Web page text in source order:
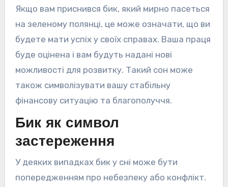
Якщо вам приснився бик, який мирно пасеться
на зеленому полянці, це може означати, що ви
будете мати успіх у своїх справах. Ваша праця
буде оцінена і вам будуть надані нові
можливості для розвитку. Такий сон може
також символізувати вашу стабільну
фінансову ситуацію та благополуччя.
Бик як символ
застереження
У деяких випадках бик у сні може бути
попередженням про небезпеку або конфлікт.